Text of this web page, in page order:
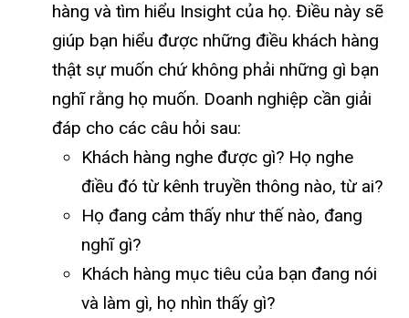
hàng và tìm hiểu Insight của họ. Điều này sẽ
giúp bạn hiểu được những điều khách hàng
thật sự muốn chứ không phải những gì bạn
nghĩ rằng họ muốn. Doanh nghiệp cần giải
đáp cho các câu hỏi sau:
Khách hàng nghe được gì? Họ nghe
điều đó từ kênh truyền thông nào, từ ai?
Họ đang cảm thấy như thế nào, đang
nghĩ gì?
Khách hàng mục tiêu của bạn đang nói
và làm gì, họ nhìn thấy gì?